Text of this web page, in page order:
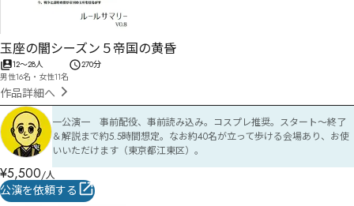
玉座の闇シーズン５帝国の黄昏
12〜28人
男性16名・女性11名
270分
作品詳細へ
一公演一　事前配役、事前読み込み。コスプレ推奨。スタート〜終了
＆解説まで約5.5時間想定。なお約40名が立って歩ける会場あり、お使
いいただけます（東京都江東区）。
¥5,500/人
公演を依頼する